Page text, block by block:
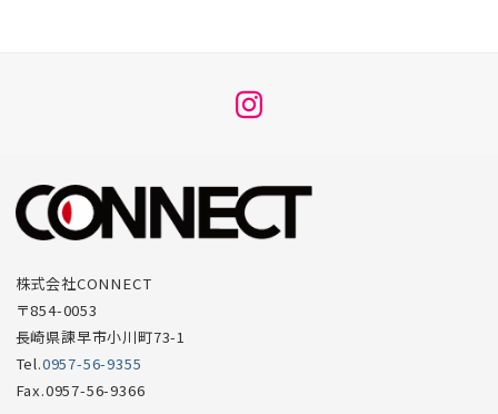
メ
ー
項
株式会社CONNECT
〒854-0053
長崎県諫早市小川町73-1
Tel.0957-56-9355
Fax.0957-56-9366